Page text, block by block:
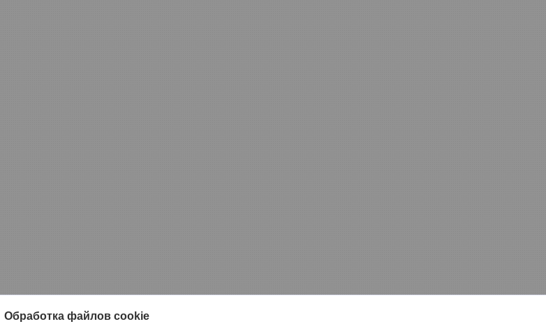
Обработка файлов cookie